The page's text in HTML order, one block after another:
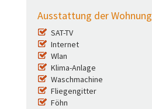
Ausstattung der Wohnung
SAT-TV
Internet
Wlan
Klima-Anlage
Waschmachine
Fliegengitter
Föhn